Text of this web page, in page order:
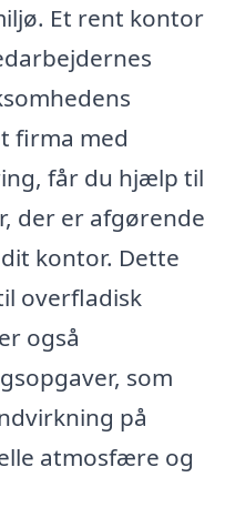
Et rent kontor
firma med
får du hjælp til
der er afgørende
kontor. Dette
overfladisk
også
som
på
atmosfære og